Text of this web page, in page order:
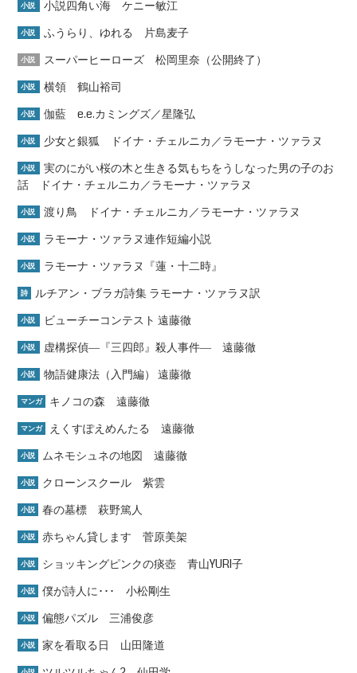
小説 小説四角い海 ケニー敏江
小説 ふうらり、ゆれる 片島麦子
小説 スーパーヒーローズ 松岡里奈（公開終了）
小説 横領 鶴山裕司
小説 伽藍 e.e.カミングズ／星隆弘
小説 少女と銀狐 ドイナ・チェルニカ／ラモーナ・ツァラヌ
小説
実のにがい桜の木と生きる気もちをうしなった男の子のお
話 ドイナ・チェルニカ／ラモーナ・ツァラヌ
小説 渡り鳥 ドイナ・チェルニカ／ラモーナ・ツァラヌ
小説 ラモーナ・ツァラヌ連作短編小説
小説 ラモーナ・ツァラヌ『蓮・十二時』
詩 ルチアン・ブラガ詩集 ラモーナ・ツァラヌ訳
小説 ビューチーコンテスト 遠藤徹
小説 虚構探偵―『三四郎』殺人事件― 遠藤徹
小説 物語健康法（入門編） 遠藤徹
マンガ キノコの森 遠藤徹
マンガ えくすぽえめんたる 遠藤徹
小説 ムネモシュネの地図 遠藤徹
小説 クローンスクール 紫雲
小説 春の墓標 萩野篤人
小説 赤ちゃん貸します 菅原美架
小説 ショッキングピンクの痰壺 青山YURI子
小説 僕が詩人に･･･ 小松剛生
小説 偏態パズル 三浦俊彦
小説 家を看取る日 山田隆道